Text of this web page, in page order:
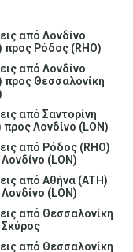
από Λονδίνο
προς Ρόδος (RHO)
από Λονδίνο
προς Θεσσαλονίκη
από Σαντορίνη
προς Λονδίνο (LON)
από Ρόδος (RHO)
(LON)
από Αθήνα (ATH)
(LON)
από Θεσσαλονίκη
από Θεσσαλονίκη